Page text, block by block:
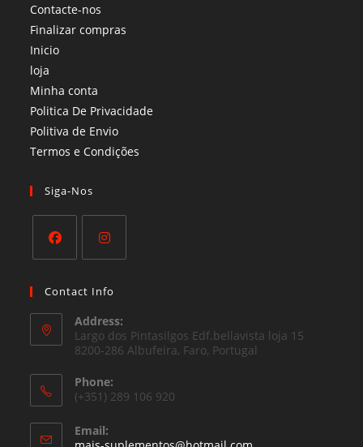
Contacte-nos
Finalizar compras
Inicio
loja
Minha conta
Politica De Privacidade
Politiva de Envio
Termos e Condições​
Siga-Nos
in
new
tab
in
new
tab
Contact Info
Address:
Largo dos Pintasilgos Edf.bellavista loja 15
8200-286 Albufeira, Faro, Portugal
Phone:
(+351) 289 106 920
Email: